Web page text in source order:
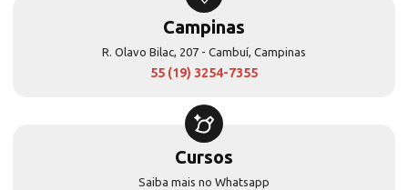
Campinas
R. Olavo Bilac, 207 - Cambuí, Campinas
55 (19) 3254-7355
Cursos
Saiba mais no Whatsapp